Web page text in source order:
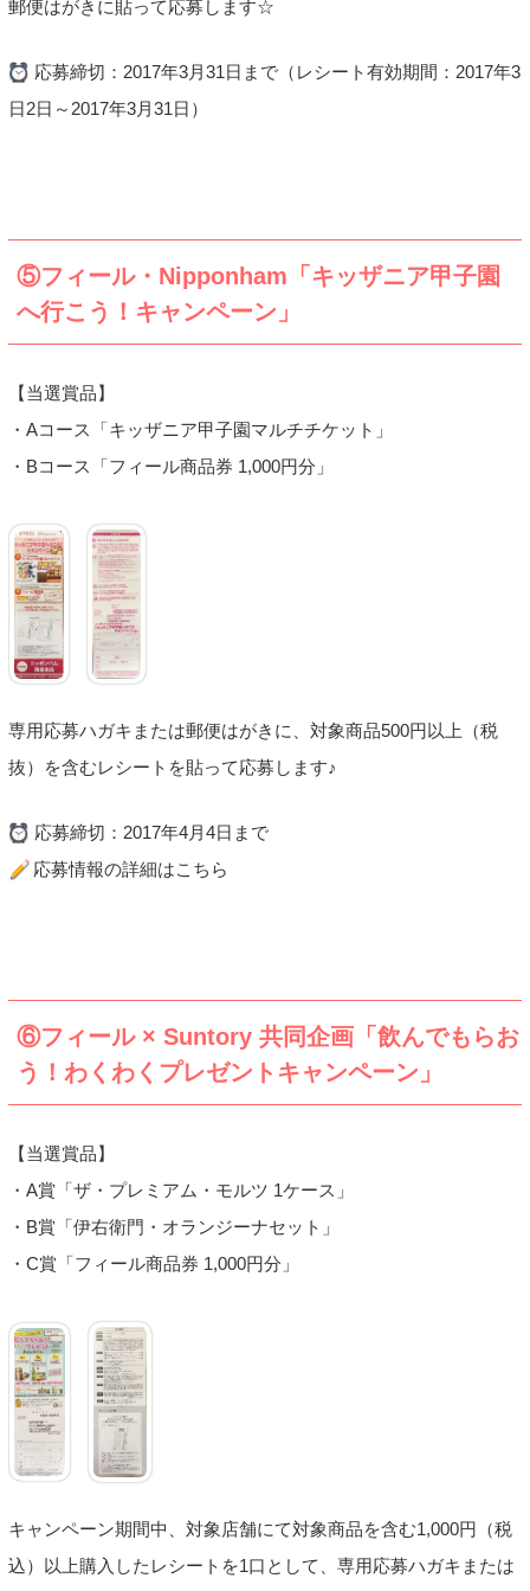
郵便はがきに貼って応募します☆
応募締切：2017年3月31日まで（レシート有効期間：2017年3
日2日～2017年3月31日）
⑤フィール・Nipponham「キッザニア甲子園
へ行こう！キャンペーン」
【当選賞品】
・Aコース「キッザニア甲子園マルチチケット」
・Bコース「フィール商品券 1,000円分」
専用応募ハガキまたは郵便はがきに、対象商品500円以上（税
抜）を含むレシートを貼って応募します♪
応募締切：2017年4月4日まで
応募情報の詳細はこちら
⑥フィール × Suntory 共同企画「飲んでもらお
う！わくわくプレゼントキャンペーン」
【当選賞品】
・A賞「ザ・プレミアム・モルツ 1ケース」
・B賞「伊右衛門・オランジーナセット」
・C賞「フィール商品券 1,000円分」
キャンペーン期間中、対象店舗にて対象商品を含む1,000円（税
込）以上購入したレシートを1口として、専用応募ハガキまたは